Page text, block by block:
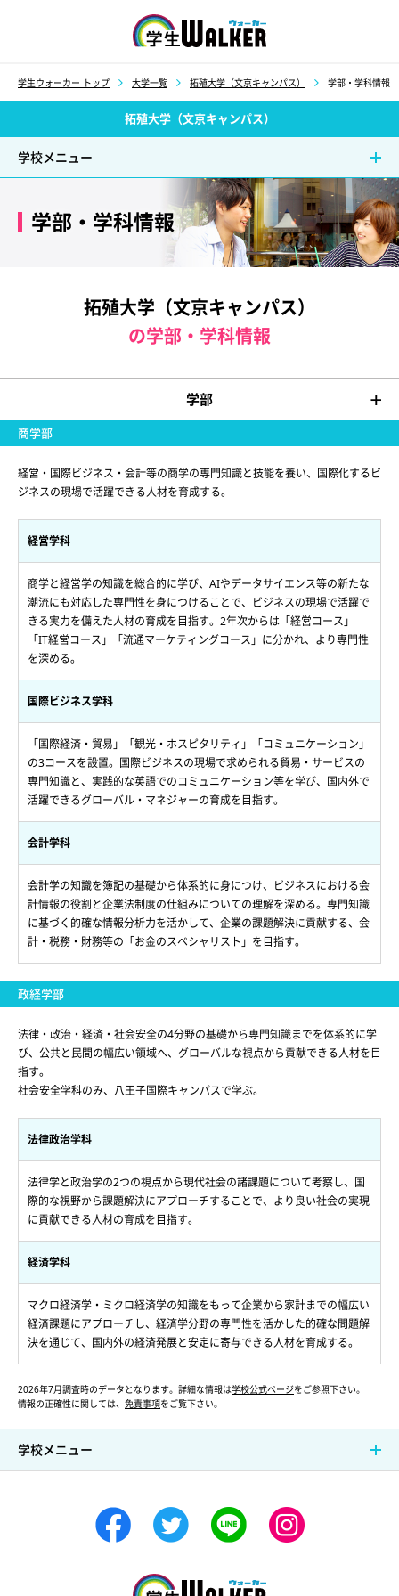
学生ウォーカー トップ 大学一覧 拓殖大学（文京キャンパス） 学部・学科情報
拓殖大学（文京キャンパス）
学校メニュー
学部・学科情報
拓殖大学（文京キャンパス）
の学部・学科情報
学部
商学部
経営・国際ビジネス・会計等の商学の専門知識と技能を養い、国際化するビ
ジネスの現場で活躍できる人材を育成する。
経営学科
商学と経営学の知識を総合的に学び、AIやデータサイエンス等の新たな
潮流にも対応した専門性を身につけることで、ビジネスの現場で活躍で
きる実力を備えた人材の育成を目指す。2年次からは「経営コース」
「IT経営コース」「流通マーケティングコース」に分かれ、より専門性
を深める。
国際ビジネス学科
「国際経済・貿易」「観光・ホスピタリティ」「コミュニケーション」
の3コースを設置。国際ビジネスの現場で求められる貿易・サービスの
専門知識と、実践的な英語でのコミュニケーション等を学び、国内外で
活躍できるグローバル・マネジャーの育成を目指す。
会計学科
会計学の知識を簿記の基礎から体系的に身につけ、ビジネスにおける会
計情報の役割と企業法制度の仕組みについての理解を深める。専門知識
に基づく的確な情報分析力を活かして、企業の課題解決に貢献する、会
計・税務・財務等の「お金のスペシャリスト」を目指す。
政経学部
法律・政治・経済・社会安全の4分野の基礎から専門知識までを体系的に学
び、公共と民間の幅広い領域へ、グローバルな視点から貢献できる人材を目
指す。
社会安全学科のみ、八王子国際キャンパスで学ぶ。
法律政治学科
法律学と政治学の2つの視点から現代社会の諸課題について考察し、国
際的な視野から課題解決にアプローチすることで、より良い社会の実現
に貢献できる人材の育成を目指す。
経済学科
マクロ経済学・ミクロ経済学の知識をもって企業から家計までの幅広い
経済課題にアプローチし、経済学分野の専門性を活かした的確な問題解
決を通じて、国内外の経済発展と安定に寄与できる人材を育成する。
2026年7月調査時のデータとなります。詳細な情報は学校公式ページをご参照下さい。
情報の正確性に関しては、 免責事項をご覧下さい。
学校メニュー